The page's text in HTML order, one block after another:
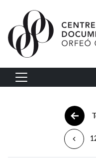
Vés al contingut
Navegació